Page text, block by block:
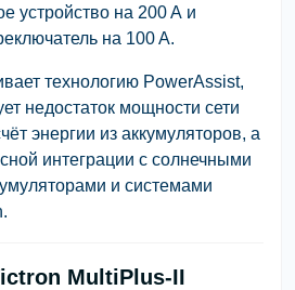
устройство на 200 А и
на 100 А.
технологию PowerAssist,
недостаток мощности сети
энергии из аккумуляторов, а
интеграции с солнечными
и системами
MultiPlus-II